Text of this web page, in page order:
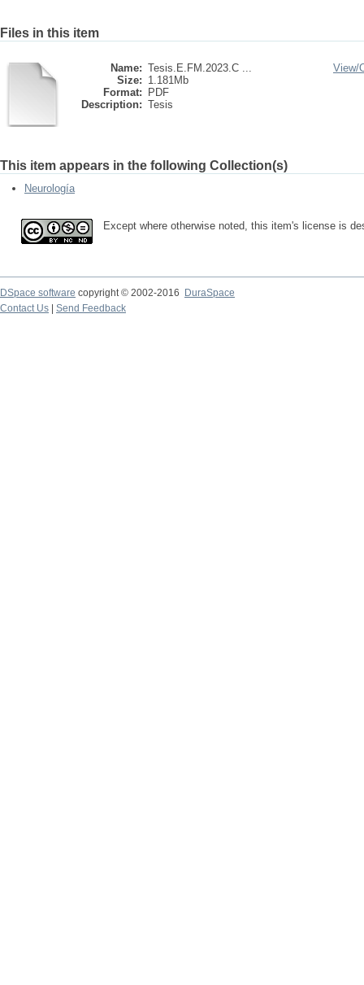
Files in this item
Name: Tesis.E.FM.2023.C ...
Size: 1.181Mb
Format:
PDF
Description: Tesis
View/
This item appears in the following Collection(s)
Neurología
Except where otherwise noted, this item's license is
DSpace software copyright © 2002-2016
DuraSpace
Contact Us
Send Feedback